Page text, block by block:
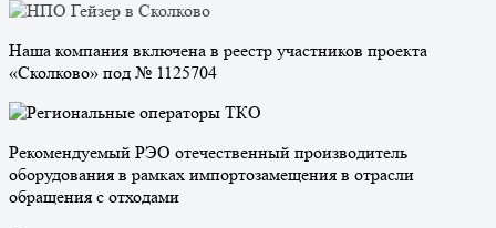
Наша компания включена в реестр участников проекта
«Сколково» под № 1125704
Рекомендуемый РЭО отечественный производитель
оборудования в рамках импортозамещения в отрасли
обращения с отходами